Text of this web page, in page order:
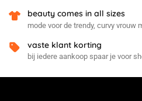
beauty comes in all sizes
mode voor de trendy, curvy vrouw
vaste klant korting
bij iedere aankoop spaar je voor